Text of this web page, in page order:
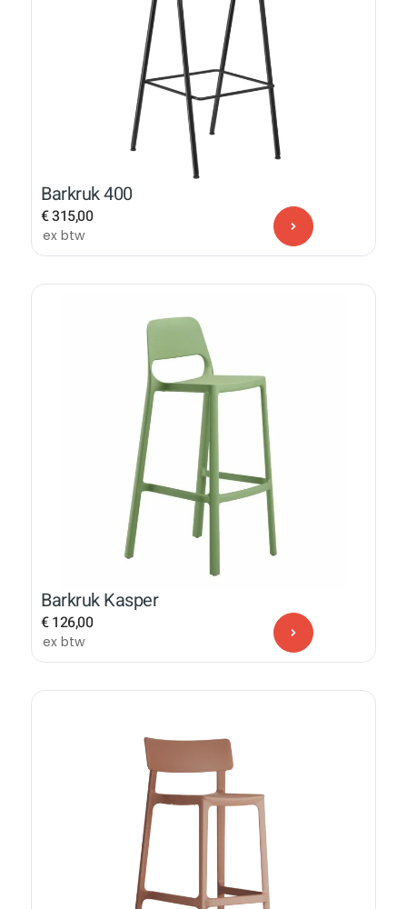
Barkruk 400
€315,00
ex btw
Barkruk Kasper
€126,00
ex btw